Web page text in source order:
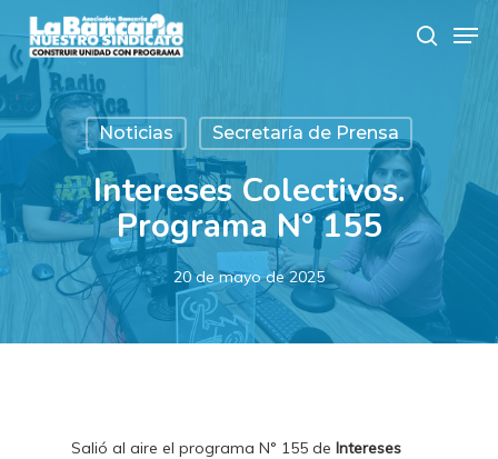
to
main
content
search
Noticias Secretaría de Prensa
Intereses Colectivos.
Programa N° 155
20 de mayo de 2025
Salió al aire el programa N° 155 deIntereses